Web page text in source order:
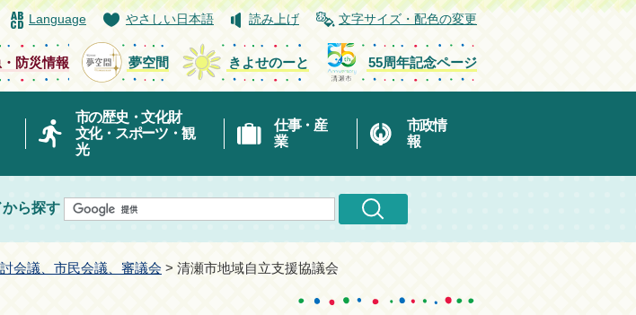
Language やさしい日本語 読み上げ 文字サイズ・配色の変更
防災情報 夢空間 きよせのーと 55周年記念ページ
市の歴史・文化財
文化・スポーツ・観
光
仕事・産
業
市政情
報
ら探す
会議、市民会議、審議会 > 清瀬市地域自立支援協議会